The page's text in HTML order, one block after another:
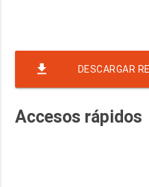
file_download DESCARGAR
Accesos rápidos